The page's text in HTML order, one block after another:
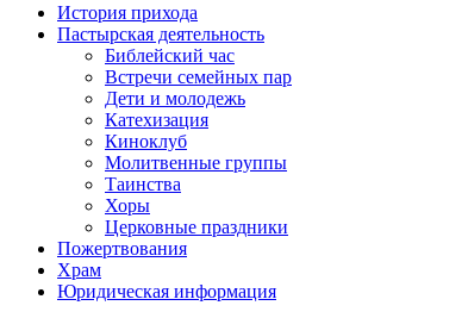
История прихода
Пастырская деятельность
Библейский час
Встречи семейных пар
Дети и молодежь
Катехизация
Киноклуб
Молитвенные группы
Таинства
Хоры
Церковные праздники
Пожертвования
Храм
Юридическая информация